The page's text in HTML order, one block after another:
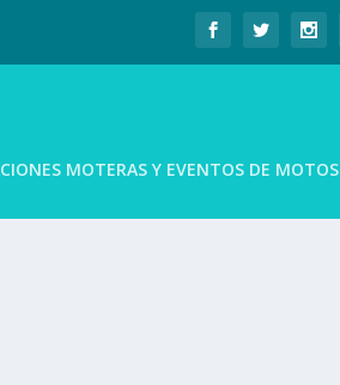
MOTERAS Y EVENTOS DE MOTOS